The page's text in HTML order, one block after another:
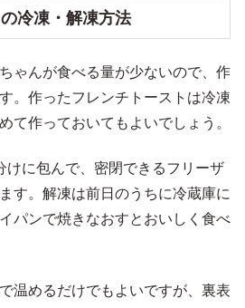
冷凍・解凍方法
ゃんが食べる量が少ないので、作
。作ったフレンチトーストは冷凍
て作っておいてもよいでしょう。
けに包んで、密閉できるフリーザ
す。解凍は前日のうちに冷蔵庫に
パンで焼きなおすとおいしく食べ
温めるだけでもよいですが、裏表